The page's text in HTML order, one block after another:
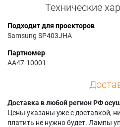
Технические
Подходит для проекторов
Samsung SP403JHA
Партномер
AA47-10001
Доставка в любой регион РФ
Цены указаны уже с доставкой,
платить не нужно будет. Лампы